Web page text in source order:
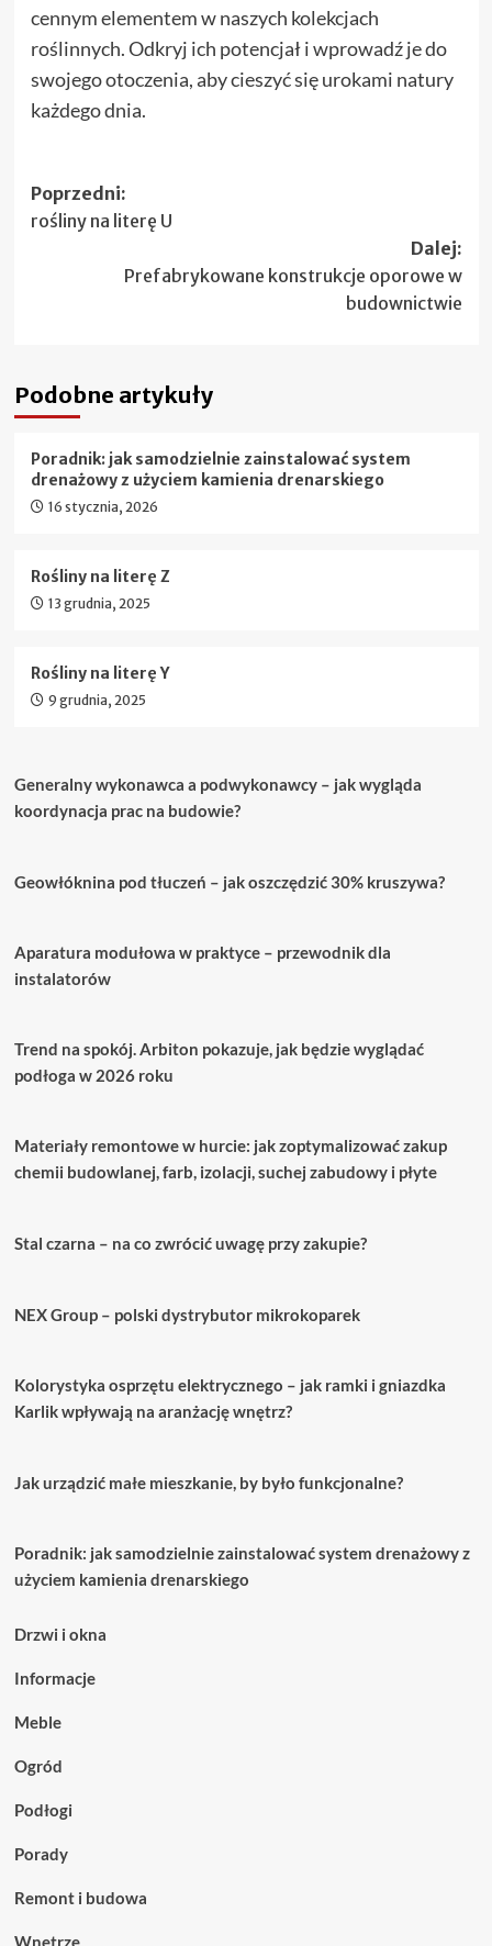
cennym elementem w naszych kolekcjach
roślinnych. Odkryj ich potencjał i wprowadź je do
swojego otoczenia, aby cieszyć się urokami natury
każdego dnia.
Zobacz
wpisy
Poprzedni:
rośliny na literę U
Dalej:
Prefabrykowane konstrukcje oporowe w
budownictwie
Podobne artykuły
Poradnik: jak samodzielnie zainstalować system
drenażowy z użyciem kamienia drenarskiego
16 stycznia, 2026
Rośliny na literę Z
13 grudnia, 2025
Rośliny na literę Y
9 grudnia, 2025
Generalny wykonawca a podwykonawcy – jak wygląda
koordynacja prac na budowie?
Geowłóknina pod tłuczeń – jak oszczędzić 30% kruszywa?
Aparatura modułowa w praktyce – przewodnik dla
instalatorów
Trend na spokój. Arbiton pokazuje, jak będzie wyglądać
podłoga w 2026 roku
Materiały remontowe w hurcie: jak zoptymalizować zakup
chemii budowlanej, farb, izolacji, suchej zabudowy i płyte
Stal czarna – na co zwrócić uwagę przy zakupie?
NEX Group – polski dystrybutor mikrokoparek
Kolorystyka osprzętu elektrycznego – jak ramki i gniazdka
Karlik wpływają na aranżację wnętrz?
Jak urządzić małe mieszkanie, by było funkcjonalne?
Poradnik: jak samodzielnie zainstalować system drenażowy z
użyciem kamienia drenarskiego
Drzwi i okna
Informacje
Meble
Ogród
Podłogi
Porady
Remont i budowa
Wnętrze